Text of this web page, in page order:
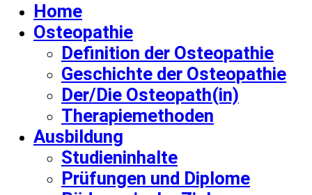
Home
Osteopathie
Definition der Osteopathie
Geschichte der Osteopathie
Der/Die Osteopath(in)
Therapiemethoden
Ausbildung
Studieninhalte
Prüfungen und Diplome